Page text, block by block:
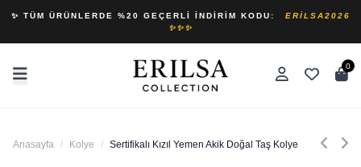
✨ TÜM ÜRÜNLERDE %20 GEÇERLI İNDIRIM KODU:
ERILSA2026
✨✨✨
0
Anasayfa / Kolye / Sertifikalı Kızıl Yemen Akik Doğal Taş Kolye